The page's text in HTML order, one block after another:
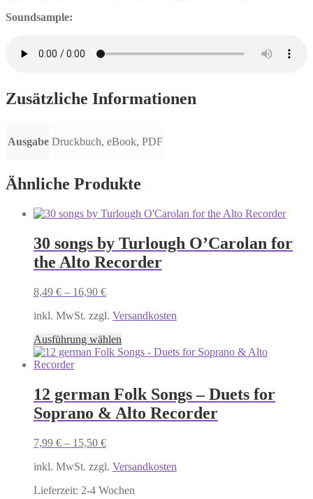
Soundsample:
Zusätzliche Informationen
Ausgabe Druckbuch, eBook, PDF
Ähnliche Produkte
30 songs by Turlough O’Carolan for
the Alto Recorder
8,49 € – 16,90 €
inkl. MwSt. zzgl. Versandkosten
Ausführung wählen
Produkt
Varianten
auf.
Die
der
gewählt
12 german Folk Songs – Duets for
Soprano & Alto Recorder
7,99 € – 15,50 €
inkl. MwSt. zzgl. Versandkosten
Lieferzeit: 2-4 Wochen